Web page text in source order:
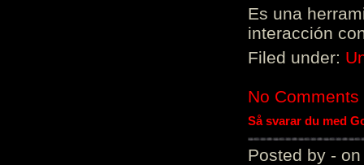
Es una
interacción
Filed under:
No Comments
Så svarar du med
Posted by - on